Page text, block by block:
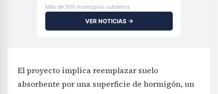
Más de 500 municipios cubiertos
VER NOTICIAS →
El proyecto implica reemplazar suelo
absorbente por una superficie de hormigón, un